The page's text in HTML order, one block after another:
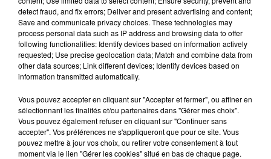
Luka Des Fleurs Passenger
detect fraud, and fix errors; Deliver and present advertising and content;
Save and communicate privacy choices. These technologies may
process personal data such as IP address and browsing data to offer
following functionalities: Identify devices based on information actively
requested; Use precise geolocation data; Match and combine data from
other data sources; Link different devices; Identify devices based on
information transmitted automatically.
Vous pouvez accepter en cliquant sur "Accepter et fermer", ou affiner en
sélectionnant les finalités et/ou partenaires dans "Gérer mes choix".
Vous pouvez également refuser en cliquant sur "Continuer sans
accepter". Vos préférences ne s'appliqueront que pour ce site. Vous
pouvez mettre à jour vos choix, ou retirer votre consentement à tout
moment via le lien "Gérer les cookies" situé en bas de chaque page.